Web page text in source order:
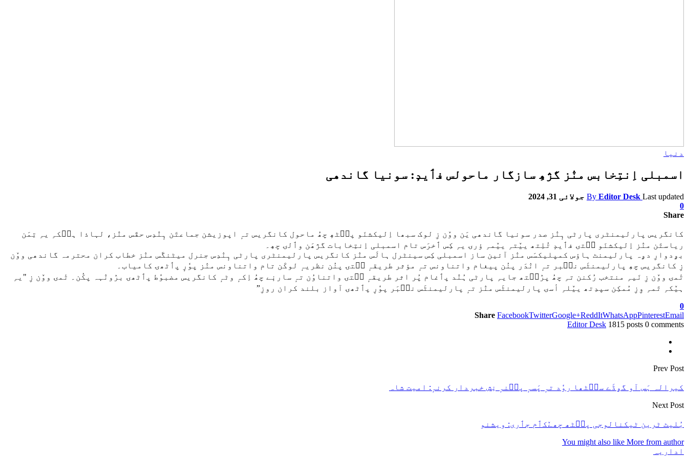
دنیا
اسمبلی اِنتِخابس منٛز گژھِ سازگار ماحولس فٲیدٕ: سونیا گاندھی
By Editor Desk Last updated
جولائی 31, 2024
0
Share
کانگریس پارلیمنٹری پارٹی ہٕنٛز صدر سونیا گاندھی یَن ووٚن زِ لوک سبھا اِلیکشنَو پٮ۪ٹھٕ چھُ ماحول کانگریس تہٕ اپوزیشن جماعتَن ہٕنٛدِس حقَس منٛز، لہاذا ہٮ۪کہِ یہِ تِمَن
ریاستَن منٛز اِلیکشنَو سۭتۍ فٲیدٕ تُلِتھ ییٚتہِ ییٚمہِ ؤرۍ یہِ کِس ٲخرَس تام اسمبلی اِنتِخابات گژھَن وٲلۍ چھِ۔
بۄدوارِ دۄہ پارلیمنٹ ہاؤس کمپلیکسَس منٛز آئین ساز اسمبلی کِس سینٹرل ہالَس منٛز کانگریس پارلیمنٹری پارٹی ہٕنٛدِس جنرل میٹنگَس منٛز خطاب کران محترمہ گاندھی ووٚن
زِ کانگریس چھِ پارلیمنٹَس نٮ۪بر تہٕ انٛدَر پنُن پیغام واتناونس تہٕ مؤثر طریقہٕ سۭتۍ پنُن نظریہٕ لوکَن تام واتناونس منٛز پوٗرٕ پٲٹھۍ کامیاب۔
تٔمۍ ووٚن زِ نَیہِ منتخب رُکنن تہِ چھُ پرٛٮ۪تھ جایہِ پارٹی ہُنٛد پٲغام پُر اثر طریقہٕ سۭتۍ واتناوُن تہٕ سارنٕے چھُ اِکہٕ وٹہٕ کانگریس مضبوٗط پٲٹھۍ برٛونٛہہ پکُن۔ تٔمۍ ووٚن زِ "یہِ
ہیٚکہِ تَمہِ وِزِ مُمکِن سپدِتھ ییٚلہِ أسۍ پارلیمنٹَس منٛز تہٕ پارلیمنٹَس نٮ۪بَر پوٗرٕ پٲٹھۍ آواز بلند کران روزِ”
0
Share FacebookTwitterGoogle+ReddItWhatsAppPinterestEmail
Editor Desk 1815 posts 0 comments
Prev Post
کیرالہ ہَس آو گۄڈَے سٮ۪ٹھا روٗد تہٕ پَسہٕ پٮ۪نہٕ نِش خبردار کرنہٕ: امیت شاہ
Next Post
بُلیٹ ٹرین ٹیکنالوجی پٮ۪ٹھ چھےٚکٲم جٲری: ویشنو
You might also like More from author
اداریہ